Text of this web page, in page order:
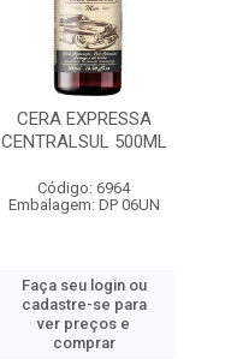
CERA EXPRESSA
CENTRALSUL 500ML
Código: 6964
Embalagem: DP 06UN
Faça seu login ou
cadastre-se para
ver preços e
comprar